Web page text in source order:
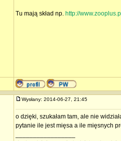
Tu mają skład np. http://
Wysłany: 2014-06-27, 21:45
o dzięki, szukałam tam, ale nie
pytanie ile jest mięsa a ile mięsnych